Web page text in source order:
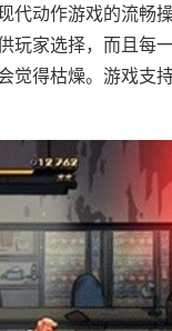
代动作游戏的流畅
玩家选择，而且每
觉得枯燥。游戏支